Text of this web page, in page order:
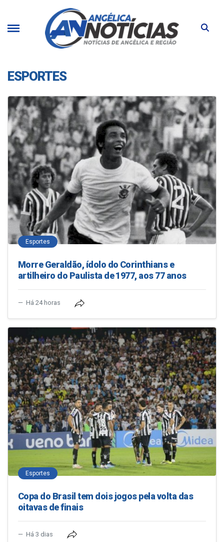
ESPORTES
Esportes
Morre Geraldão, ídolo do Corinthians e
artilheiro do Paulista de 1977, aos 77 anos
Há 24 horas
Esportes
Copa do Brasil tem dois jogos pela volta das
oitavas de finais
Há 3 dias